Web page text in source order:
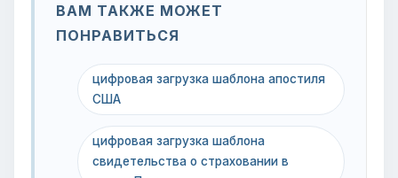
ВАМ ТАКЖЕ МОЖЕТ
ПОНРАВИТЬСЯ
цифровая загрузка шаблона апостиля
США
цифровая загрузка шаблона
свидетельства о страховании в